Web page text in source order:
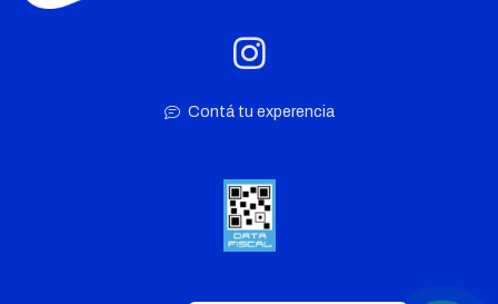
Contá tu experencia